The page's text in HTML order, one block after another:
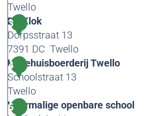
r
p
s
k
e
r
k
T
Twello
H
o
t
e
l
v
a
3
De Klok
Dorpsstraat 13
7391 DC Twello
D
e
K
l
4
Hallehuisboerderij Twello
Schoolstraat 13
Twello
H
5
Voormalige openbare school